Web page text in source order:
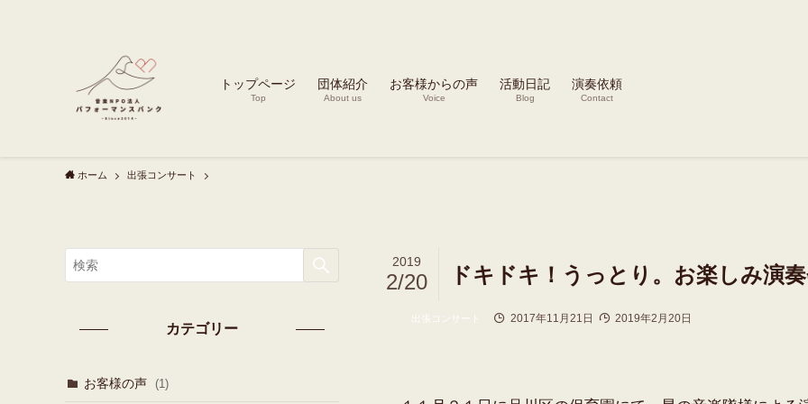
トップページ
Top
団体紹介
About us
お客様からの声
Voice
活動日記
Blog
演奏依頼
Contact
ホーム 出張コンサート
ドキドキ！うっとり。お楽しみ演
2019
2/20
出張コンサート 2017年11月21日 2019年2月20日
カテゴリー
お客様の声 (1)